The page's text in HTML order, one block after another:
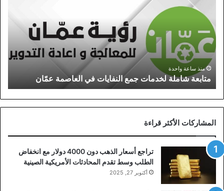
لخدمات
جمع
النفايات
في
العاصمة
عمّان
منذ ساعة واحدة
متابعة شاملة لخدمات جمع النفايات في العاصمة عمّان
المشاركات الأكثر قراءة
تراجع أسعار الذهب دون 4000 دولار مع انخفاض
الطلب وسط تقدم المحادثات الأمريكية الصينية
أكتوبر 27, 2025